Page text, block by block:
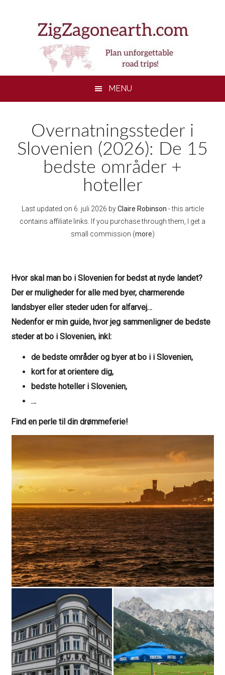
MENU
Overnatningssteder i
Slovenien (2026): De 15
bedste områder +
hoteller
Last updated on 6. juli 2026 byClaire Robinson - this article
contains affiliate links. If you purchase through them, I get a
small commission (more)
Hvor skal man bo i Slovenien for bedst at nyde landet?
Der er muligheder for alle med byer, charmerende
landsbyer eller steder uden for alfarvej…
Nedenfor er min guide, hvor jeg sammenligner de bedste
steder at bo i Slovenien, inkl:
de bedste områder og byer at bo i i Slovenien,
kort for at orientere dig,
bedste hoteller i Slovenien,
…
Find en perle til din drømmeferie!